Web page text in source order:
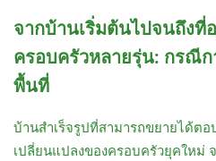
จากบ้านเริ่มต้นไปจนถึงที่
ครอบครัวหลายรุ่น: กรณีก
พื้นที่
บ้านสำเร็จรูปที่สามารถขยายได้ต
เปลี่ยนแปลงของครอบครัวยุคใหม่